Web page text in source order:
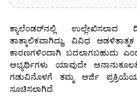
ಕ್ಯಾಲೆಂಡರ್‌ನಲ್ಲಿ ಉಲ್ಲೇಖಿಸಲಾದ
ತಾತ್ಕಾಲಿಕವಾಗಿದ್ದು, ವಿವಿಧ
ಕಾರಣಗಳಿಂದಾಗಿ ಬದಲಾಗಬಹುದು
ಅಭ್ಯರ್ಥಿಗಳು ಯಾವುದೇ
ಗಡುವಿನೊಳಗೆ ತಮ್ಮ ಅರ್ಜಿ
ಸೂಚಿಸಲಾಗಿದೆ.